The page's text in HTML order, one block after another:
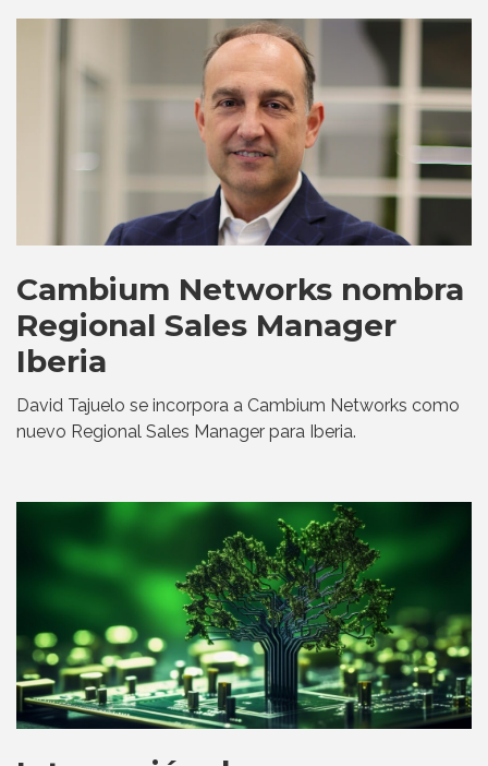
Cambium Networks nombra
Regional Sales Manager
Iberia
David Tajuelo se incorpora a Cambium Networks como
nuevo Regional Sales Manager para Iberia.